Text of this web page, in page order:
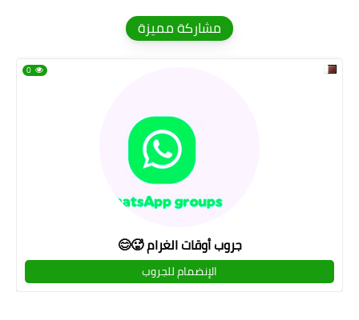
مشاركة مميزة
جروب أوقات الغرام 🥵😊
0
الإنضمام للجروب